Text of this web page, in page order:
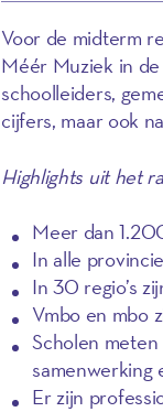
Voor de midterm
Méér Muziek in
schoolleiders,
cijfers, maar ook
Highlights uit het
Meer dan
In alle
In 30 regio’s
Vmbo en mbo
Scholen
samenwerking
Er zijn